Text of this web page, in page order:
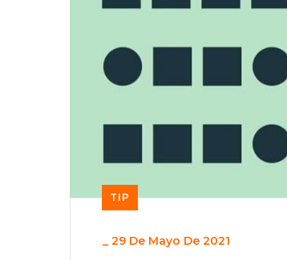
TIP
_ 29 De Mayo De 2021